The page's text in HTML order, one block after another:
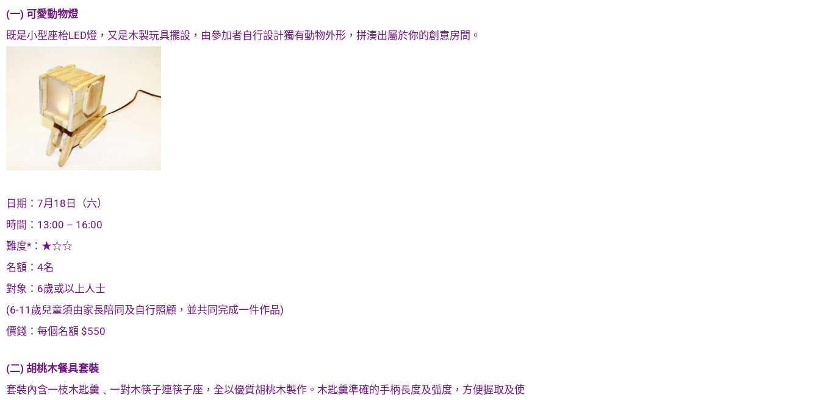
(一) 可愛動物燈
既是小型座枱LED燈，又是木製玩具擺設，由參加者自行設計獨有動物外形，拼湊出屬於你的創意房間。
日期：7月18日（六）
時間：13:00 – 16:00
難度*：★☆☆
名額：4名
對象：6歲或以上人士
(6-11歲兒童須由家長陪同及自行照顧，並共同完成一件作品)
價錢：每個名額 $550
(二) 胡桃木餐具套裝
套裝內含一枝木匙羹﹑一對木筷子連筷子座，全以優質胡桃木製作。木匙羹準確的手柄長度及弧度，方便握取及使